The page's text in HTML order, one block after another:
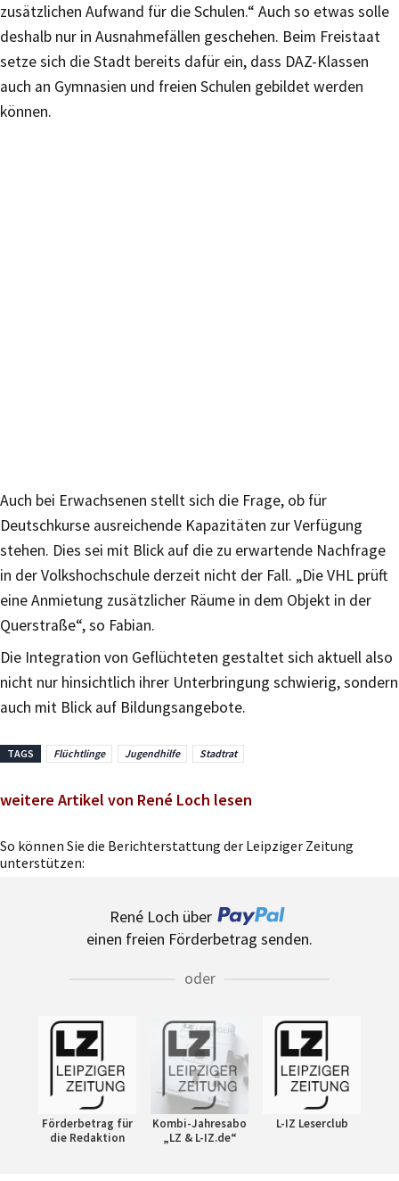
zusätzlichen Aufwand für die Schulen.“ Auch so etwas solle
deshalb nur in Ausnahmefällen geschehen. Beim Freistaat
setze sich die Stadt bereits dafür ein, dass DAZ-Klassen
auch an Gymnasien und freien Schulen gebildet werden
können.
Auch bei Erwachsenen stellt sich die Frage, ob für
Deutschkurse ausreichende Kapazitäten zur Verfügung
stehen. Dies sei mit Blick auf die zu erwartende Nachfrage
in der Volkshochschule derzeit nicht der Fall. „Die VHL prüft
eine Anmietung zusätzlicher Räume in dem Objekt in der
Querstraße“, so Fabian.
Die Integration von Geflüchteten gestaltet sich aktuell also
nicht nur hinsichtlich ihrer Unterbringung schwierig, sondern
auch mit Blick auf Bildungsangebote.
TAGS Flüchtlinge Jugendhilfe Stadtrat
weitere Artikel von René Loch lesen
So können Sie die Berichterstattung der Leipziger Zeitung
unterstützen:
René Loch über
einen freien Förderbetrag senden.
oder
Förderbetrag für
die Redaktion
Kombi-Jahresabo
„LZ & L-IZ.de“
L-IZ Leserclub